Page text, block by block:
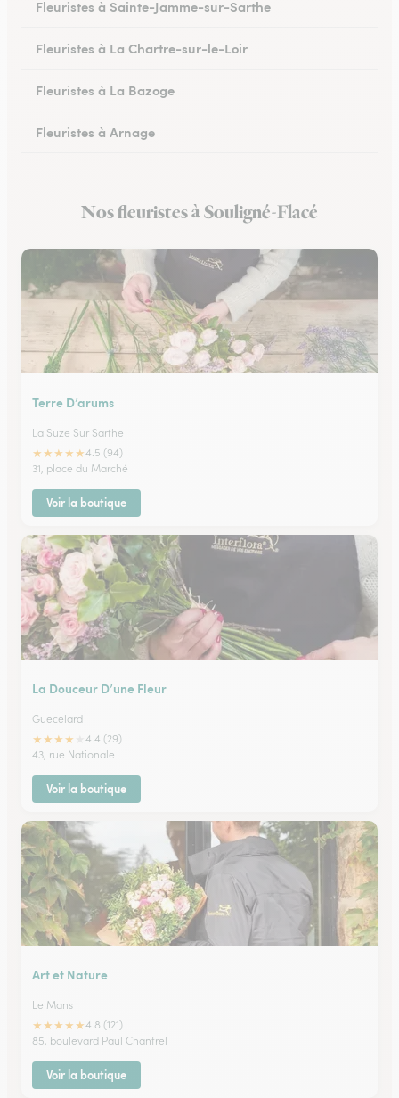
Fleuristes à Sainte-Jamme-sur-Sarthe
Fleuristes à La Chartre-sur-le-Loir
Fleuristes à La Bazoge
Fleuristes à Arnage
Fleuristes à Conlie
Nos fleuristes à Souligné-Flacé
Terre D’arums
La Suze Sur Sarthe
★★★★★4.5 (94)
31, place du Marché
Voir la boutique
La Douceur D’une Fleur
Guecelard
★★★★
4.4 (29)
43, rue Nationale
Voir la boutique
Art et Nature
Le Mans
★★★★★4.8 (121)
85, boulevard Paul Chantrel
Voir la boutique